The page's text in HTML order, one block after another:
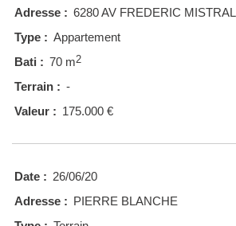
Adresse : 6280 AV FREDERIC MISTRAL
Type : Appartement
Bati : 70 m2
Terrain : -
Valeur : 175.000 €
Date : 26/06/20
Adresse : PIERRE BLANCHE